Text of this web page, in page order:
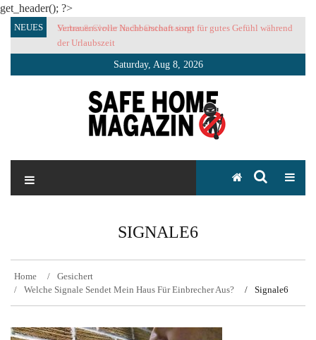
get_header(); ?>
SkipNEUES
Vertrauensvolle Nachbarschaft sorgt für gutes Gefühl während
der Urlaubszeit
Saturday, Aug 8, 2026
SAFE HOME Magazin
SIGNALE6
Home
Gesichert
Welche Signale Sendet Mein Haus Für Einbrecher Aus?
Signale6